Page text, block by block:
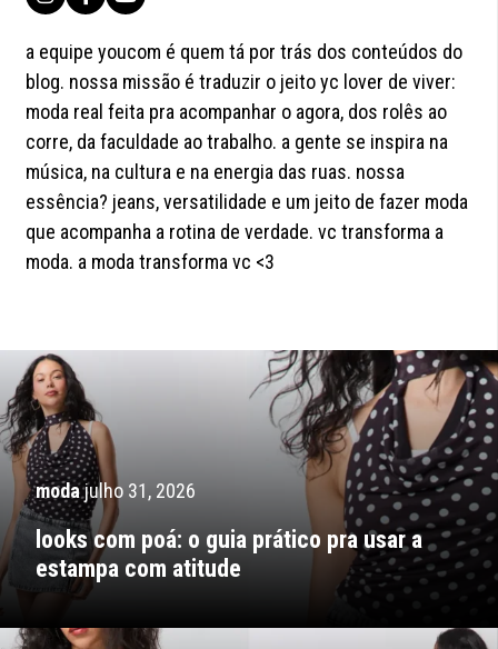
a equipe youcom é quem tá por trás dos conteúdos do
blog. nossa missão é traduzir o jeito yc lover de viver:
moda real feita pra acompanhar o agora, dos rolês ao
corre, da faculdade ao trabalho. a gente se inspira na
música, na cultura e na energia das ruas. nossa
essência? jeans, versatilidade e um jeito de fazer moda
que acompanha a rotina de verdade. vc transforma a
moda. a moda transforma vc <3
modajulho 31, 2026
looks com poá: o guia prático pra usar a
estampa com atitude